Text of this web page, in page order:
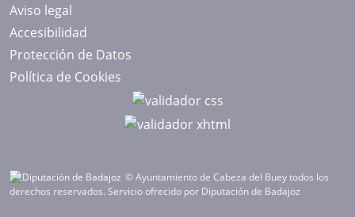
Aviso legal
Accesibilidad
Protección de Datos
Política de Cookies
© Ayuntamiento de Cabeza del Buey todos los
derechos reservados. Servicio ofrecido por Diputación de Badajoz